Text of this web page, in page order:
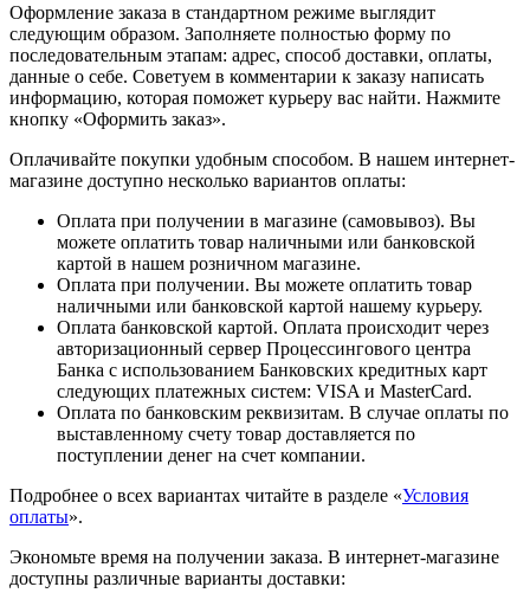
Оформление заказа в стандартном режиме выглядит
следующим образом. Заполняете полностью форму по
последовательным этапам: адрес, способ доставки, оплаты,
данные о себе. Советуем в комментарии к заказу написать
информацию, которая поможет курьеру вас найти. Нажмите
кнопку «Оформить заказ».
Оплачивайте покупки удобным способом. В нашем интернет-
магазине доступно несколько вариантов оплаты:
Оплата при получении в магазине (самовывоз). Вы
можете оплатить товар наличными или банковской
картой в нашем розничном магазине.
Оплата при получении. Вы можете оплатить товар
наличными или банковской картой нашему курьеру.
Оплата банковской картой. Оплата происходит через
авторизационный сервер Процессингового центра
Банка с использованием Банковских кредитных карт
следующих платежных систем: VISA и MasterCard.
Оплата по банковским реквизитам. В случае оплаты по
выставленному счету товар доставляется по
поступлении денег на счет компании.
Подробнее о всех вариантах читайте в разделе «Условия
оплаты».
Экономьте время на получении заказа. В интернет-магазине
доступны различные варианты доставки: